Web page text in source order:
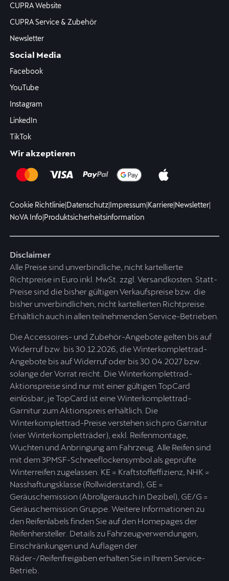
CUPRA Website
CUPRA Service & Zubehör
Newsletter
Social Media
Facebook
YouTube
Instagram
LinkedIn
TikTok
Wir akzeptieren
Cookie Richtlinie|Datenschutz|Impressum|Karriere|Newsletter|
NoVA Info|Produktsicherheitsinformation
Disclaimer
Alle Preise sind unverbindliche, nicht kartellierte
Richtpreise in Euro inkl. MwSt. zzgl. Versandkosten. Statt-
Preise sind die bisher gültigen Verkaufspreise bzw. die
bisher unverbindlichen, nicht kartellierten Richtpreise.
Erhältlich auch in allen teilnehmenden Service-Betrieben.
Die Accessoires- und Zubehör-Angebote gelten bis auf
Widerruf bzw. bis 30.12.2026, die Winterkomplettrad-
Angebote bis auf Widerruf oder bis 30.04.2027 bzw.
solange der Vorrat reicht. Die Winterkomplettrad-
Aktionspreise sind nur mit einer gültigen TopCard
einlösbar, je TopCard ist eine Winterkomplettrad-
Garnitur zum Aktionspreis erhältlich. Die
Winterkomplettrad-Preise verstehen sich pro Garnitur
(vier Winterkompletträder), exkl. Reifenmontage,
Wuchten und Anbringung am Fahrzeug. Alle Reifen sind
mit dem 3PMSF-Schneeflockensymbol als geprüfte
Winterreifen zugelassen. KE = Kraftstoffeffizienz, NHK =
Nasshaftungsklasse (Rollwiderstand), GE =
Geräuschemission (Abrollgeräusch in Dezibel), GE/G =
Geräuschemission Gruppe. Weitere Informationen zu
den Reifenlabels finden Sie auf den Homepages der
Reifenhersteller. Details zu Fahrzeugverwendungen,
Einschränkungen und Auflagen der
Räder-/Reifenfreigaben erhalten Sie in Ihrem Service-
Betrieb.